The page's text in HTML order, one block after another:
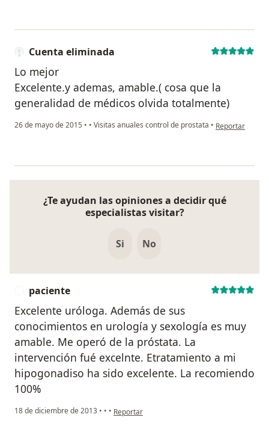
Cuenta eliminada
Lo mejor
Excelente.y ademas, amable.( cosa que la
generalidad de médicos olvida totalmente)
26 de mayo de 2015 • • Visitas anuales control de prostata • en opinión del
Reportar
¿Te ayudan las opiniones a decidir qué
especialistas visitar?
Si No
paciente
Excelente uróloga. Además de sus
conocimientos en urología y sexología es muy
amable. Me operó de la próstata. La
intervención fué excelnte. Etratamiento a mi
hipogonadiso ha sido excelente. La recomiendo
100%
18 de diciembre de 2013 • • • en opinión del usuario paciente
Reportar